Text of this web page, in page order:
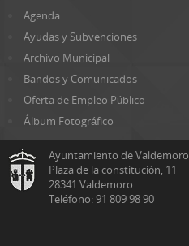
Agenda
Ayudas y Subvenciones
Archivo Municipal
Bandos y Comunicados
Oferta de Empleo Público
Álbum Fotográfico
Ayuntamiento de Valdemoro
Plaza de la constitución, 11
28341 Valdemoro
Teléfono: 91 809 98 90